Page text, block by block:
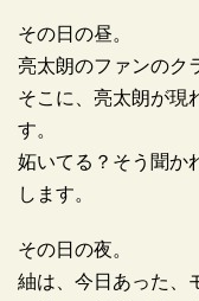
その日の昼。
亮太朗のファンのク
そこに、亮太朗が現
す。
妬いてる？そう聞か
します。
その日の夜。
紬は、今日あった、